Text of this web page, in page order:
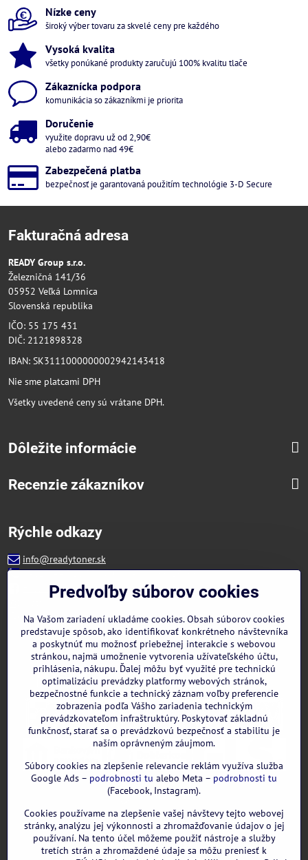
Nízke ceny
široký výber tovaru za skvelé ceny pre každého
Vysoká kvalita
všetky ponúkané produkty zaručujú 100% kvalitu tlače
Zákaznícka podpora
komunikácia so zákazníkmi je priorita
Doručenie
využite dopravu už od 2,90€
alebo zadarmo nad 49€
Zabezpečená platba
bezpečnosť je garantovaná použitím technológie 3-D Secure
Fakturačná adresa
READY Group s.r.o.
Železničná 141/36
05952 Veľká Lomnica
Slovenská republika
IČO: 55 175 431
DIČ: 2121898328
IBAN: SK3111000000002942143418
Nie sme platcami DPH
Všetky uvedené ceny sú vrátane DPH.
Dôležite informácie
Recenzie zákazníkov
Rýchle odkazy
info@readytoner.sk
+421 944 322 536 (PO-PIA: 09:00- 15:00)
Facebook
WhatsApp
GOOGLE recenzie:
Predvoľby súborov cookies
Na Vašom zariadení ukladáme cookies. Obsah súborov cookies
predstavuje spôsob, ako identifikovať konkrétneho návštevníka
a poskytnúť mu možnosť priebežnej interakcie s webovou
stránkou, najmä umožnenie vytvorenia užívateľského účtu,
prihlásenia, nákupu. Ďalej môžu byť využité pre technickú
optimalizáciu prevádzky platformy webových stránok,
bezpečnostné funkcie a technický záznam voľby preferencie
zobrazenia podľa Vášho zariadenia technickým
prevádzkovateľom infraštruktúry. Poskytovať základnú
funkčnosť, starať sa o prevádzkovú bezpečnosť a stabilitu je
naším oprávneným záujmom.
Súbory cookies na zlepšenie relevancie reklám využíva služba
Google Ads – podrobnosti tu alebo Meta – podrobnosti tu
(Facebook, Instagram).
Cookies používame na zlepšenie vašej návštevy tejto webovej
stránky, analýzu jej výkonnosti a zhromažďovanie údajov o jej
používaní. Na tento účel môžeme použiť nástroje a služby
tretích strán a zhromaždené údaje sa môžu preniesť k